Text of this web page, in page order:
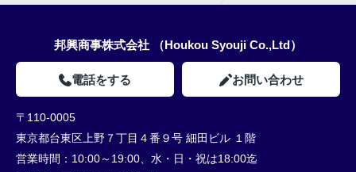
邦興商事株式会社 （Houkou Syouji Co.,Ltd）
電話をする お問い合わせ
〒110-0005
東京都台東区上野７丁目４番９号 細田ビル １階
営業時間： 10:00～19:00、水・日・祝は18:00迄